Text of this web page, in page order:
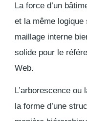
La force d’un
et la même logique
maillage interne
solide pour le
Web.
L’arborescence ou
la forme d’une